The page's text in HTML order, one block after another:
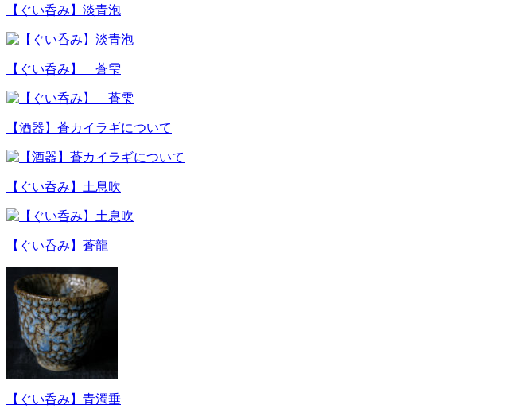
【ぐい呑み】淡青泡
【ぐい呑み】 蒼雫
【酒器】蒼カイラギについて
【ぐい呑み】土息吹
【ぐい呑み】蒼龍
【ぐい呑み】青濁垂